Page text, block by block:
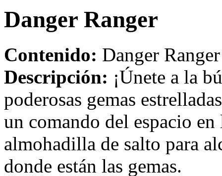
Danger Ranger
Contenido: Danger
Descripción: ¡Únete a la
poderosas gemas
un comando del espacio en
almohadilla de salto para
donde están las gemas.